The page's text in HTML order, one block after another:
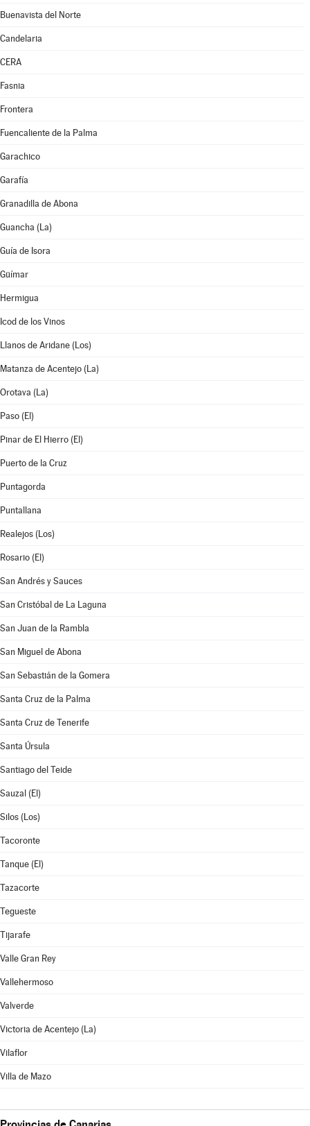
Buenavista del Norte
Candelaria
CERA
Fasnia
Frontera
Fuencaliente de la Palma
Garachico
Garafía
Granadilla de Abona
Guancha (La)
Guía de Isora
Güímar
Hermigua
Icod de los Vinos
Llanos de Aridane (Los)
Matanza de Acentejo (La)
Orotava (La)
Paso (El)
Pinar de El Hierro (El)
Puerto de la Cruz
Puntagorda
Puntallana
Realejos (Los)
Rosario (El)
San Andrés y Sauces
San Cristóbal de La Laguna
San Juan de la Rambla
San Miguel de Abona
San Sebastián de la Gomera
Santa Cruz de la Palma
Santa Cruz de Tenerife
Santa Úrsula
Santiago del Teide
Sauzal (El)
Silos (Los)
Tacoronte
Tanque (El)
Tazacorte
Tegueste
Tijarafe
Valle Gran Rey
Vallehermoso
Valverde
Victoria de Acentejo (La)
Vilaflor
Villa de Mazo